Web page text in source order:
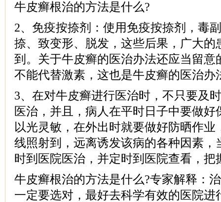
牛皮癣根治的方法是什么?
2、免疫按捺剂：使用免疫按捺剂，毒
捺、致变形、脱发，这些后果，广大的
到。关于牛皮癣的医治办法还应当留意
不能代替激素，这也是牛皮癣的医治办
3、在对牛皮癣进行医治时，不只要及
医治，并且，病人在平时日子中要做好
以光灵敏，在外出时就要做好防晒作业
线照射到，远离诱发该病的各种因素，
时到医院医治，并定时到医院查看，把
牛皮癣根治的方法是什么?专家解释：
一定要选对，最好去科学有效的医院进